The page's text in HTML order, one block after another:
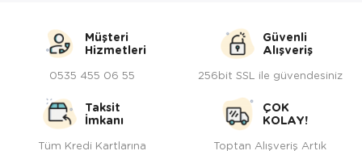
Müşteri
Hizmetleri
0535 455 06 55
Güvenli
Alışveriş
256bit SSL ile güvendesiniz
Taksit
İmkanı
Tüm Kredi Kartlarına
ÇOK
KOLAY!
Toptan Alışveriş Artık